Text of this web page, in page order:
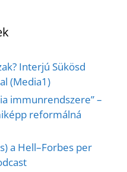
Interjú Sükösd
(Media1)
immunrendszere” –
reformálná
a Hell–Forbes per